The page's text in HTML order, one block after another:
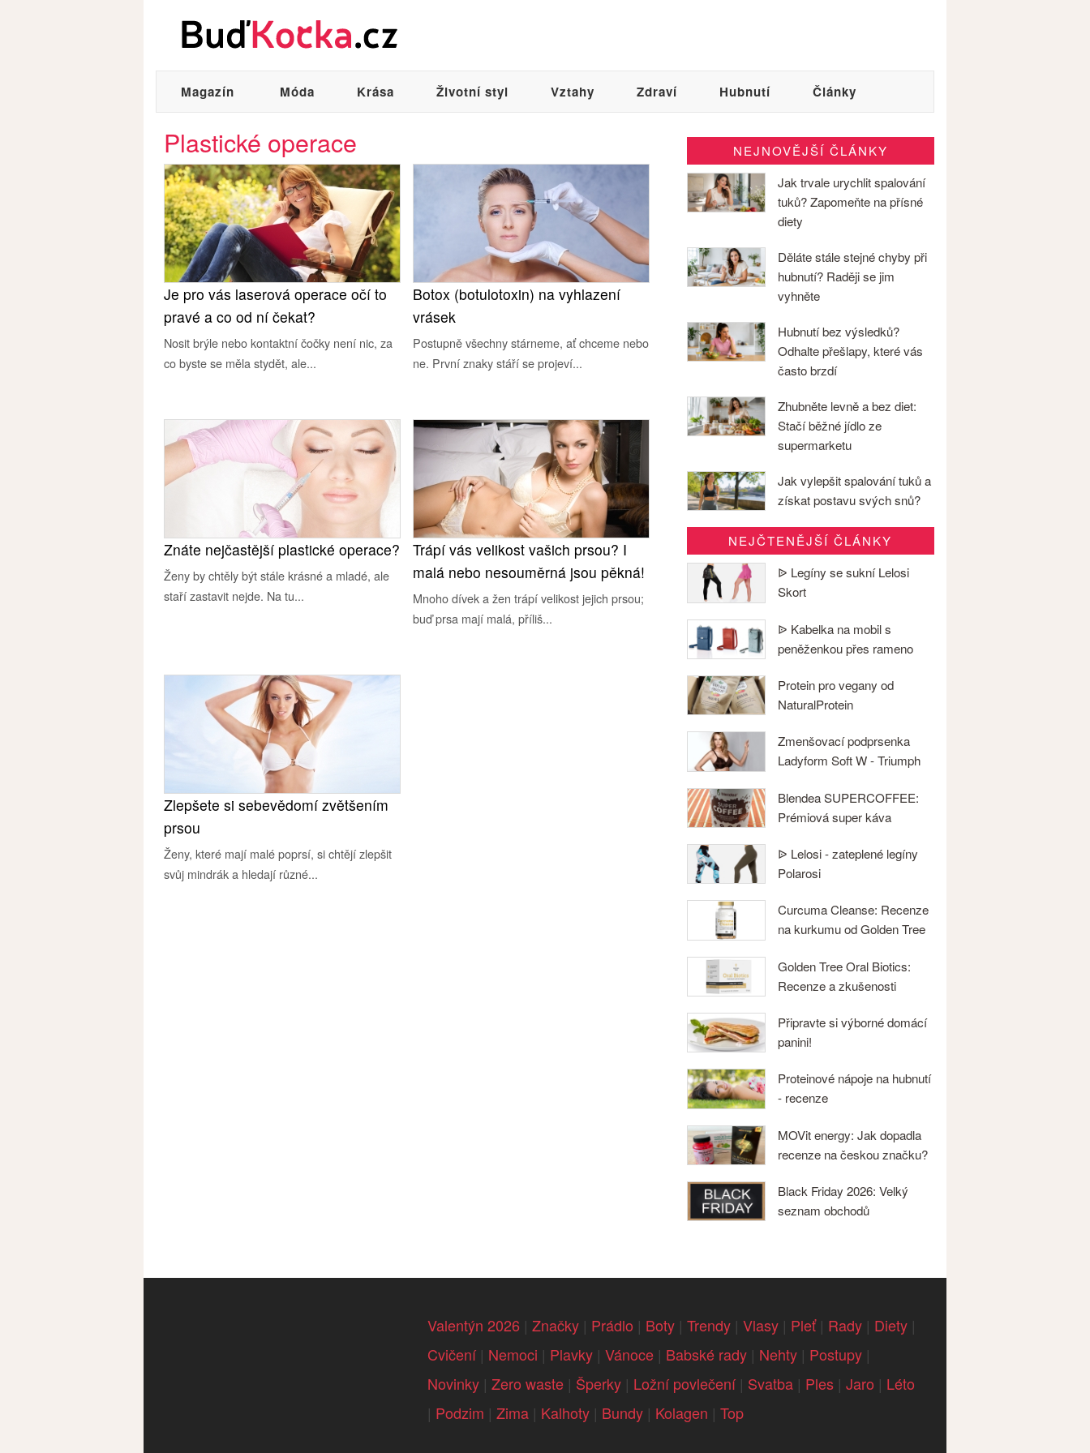
Magazín Móda Krása Životní styl Vztahy Zdraví Hubnutí Články
Plastické operace
Je pro vás laserová operace očí to
pravé a co od ní čekat?
Nosit brýle nebo kontaktní čočky není nic, za
co byste se měla stydět, ale...
Botox (botulotoxin) na vyhlazení
vrásek
Postupně všechny stárneme, ať chceme nebo
ne. První znaky stáří se projeví...
Znáte nejčastější plastické operace?
Ženy by chtěly být stále krásné a mladé, ale
staří zastavit nejde. Na tu...
Trápí vás velikost vašich prsou? I
malá nebo nesouměrná jsou pěkná!
Mnoho dívek a žen trápí velikost jejich prsou;
buď prsa mají malá, příliš...
Zlepšete si sebevědomí zvětšením
prsou
Ženy, které mají malé poprsí, si chtějí zlepšit
svůj mindrák a hledají různé...
NEJNOVĚJŠÍ ČLÁNKY
Jak trvale urychlit spalování
tuků? Zapomeňte na přísné
diety
Děláte stále stejné chyby při
hubnutí? Raději se jim
vyhněte
Hubnutí bez výsledků?
Odhalte přešlapy, které vás
často brzdí
Zhubněte levně a bez diet:
Stačí běžné jídlo ze
supermarketu
Jak vylepšit spalování tuků a
získat postavu svých snů?
NEJČTENĚJŠÍ ČLÁNKY
ᐉ Legíny se sukní Lelosi
Skort
ᐉ Kabelka na mobil s
peněženkou přes rameno
Protein pro vegany od
NaturalProtein
Zmenšovací podprsenka
Ladyform Soft W - Triumph
Blendea SUPERCOFFEE:
Prémiová super káva
ᐉ Lelosi - zateplené legíny
Polarosi
Curcuma Cleanse: Recenze
na kurkumu od Golden Tree
Golden Tree Oral Biotics:
Recenze a zkušenosti
Připravte si výborné domácí
panini!
Proteinové nápoje na hubnutí
- recenze
MOVit energy: Jak dopadla
recenze na českou značku?
Black Friday 2026: Velký
seznam obchodů
Valentýn 2026| Značky| Prádlo | Boty| Trendy| Vlasy| Pleť| Rady| Diety|
Cvičení| Nemoci | Plavky| Vánoce| Babské rady| Nehty| Postupy|
Novinky| Zero waste| Šperky| Ložní povlečení| Svatba| Ples| Jaro | Léto
| Podzim | Zima| Kalhoty| Bundy| Kolagen | Top